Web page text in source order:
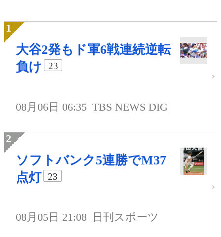
大谷2発もド軍6戦連続逆転
負け
23
08月06日 06:35 TBS NEWS DIG
ソフトバンク5連勝でM37
点灯
23
08月05日 21:08 日刊スポーツ